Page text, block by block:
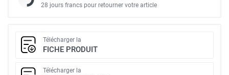
28 jours francs pour retourner votre article
Télécharger la
FICHE PRODUIT
Télécharger la